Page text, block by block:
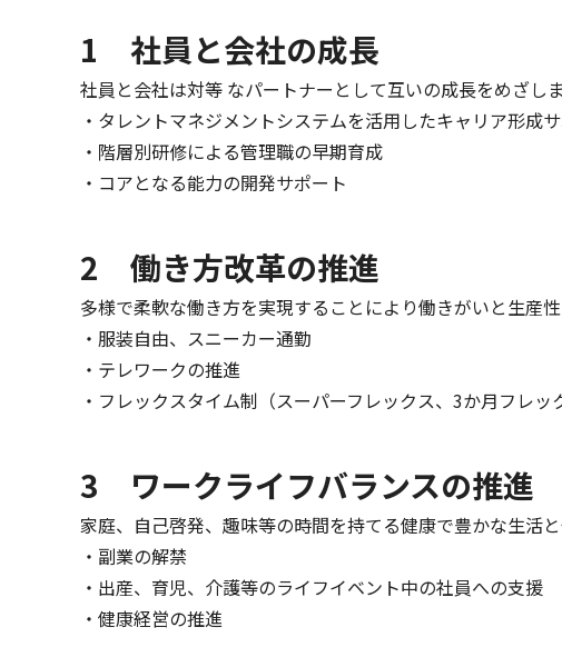
1 社員と会社の成長
社員と会社は対等 なパートナーとして互いの成長をめざしま
・タレントマネジメントシステムを活用したキャリア形成
・階層別研修による管理職の早期育成
・コアとなる能力の開発サポート
2 働き方改革の推進
多様で柔軟な働き方を実現することにより働きがいと生産性
・服装自由、スニーカー通勤
・テレワークの推進
・フレックスタイム制（スーパーフレックス、3か月フレッ
3 ワークライフバランスの推進
家庭、自己啓発、趣味等の時間を持てる健康で豊かな生活と
・副業の解禁
・出産、育児、介護等のライフイベント中の社員への支援
・健康経営の推進